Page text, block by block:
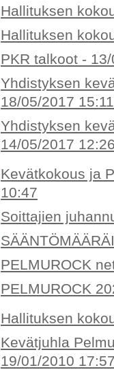
Hallituksen
Hallituksen
PKR talkoot -
Yhdistyksen
18/05/2017 15:11
Yhdistyksen
14/05/2017
Kevätkokous ja
10:47
Soittajien
PELMUROCK
PELMUROCK
Hallituksen
Kevätjuhla
19/01/2010